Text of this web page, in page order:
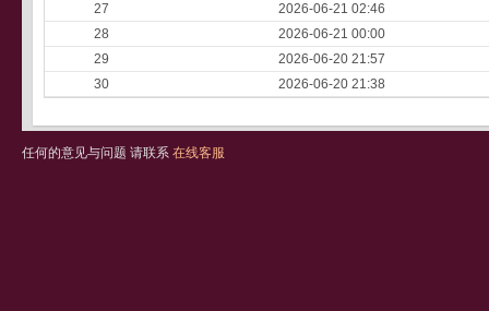
27
2026-06-21 02:46
28
2026-06-21 00:00
29
2026-06-20 21:57
30
2026-06-20 21:38
任何的意见与问题 请联系 在线客服